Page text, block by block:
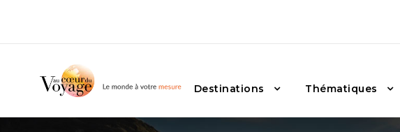
Destinations Thématiques